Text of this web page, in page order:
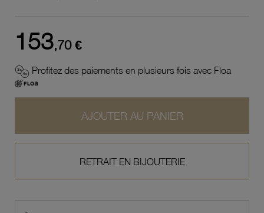
153,70 €
Profitez des paiements en plusieurs fois avec Floa
AJOUTER AU PANIER
RETRAIT EN BIJOUTERIE